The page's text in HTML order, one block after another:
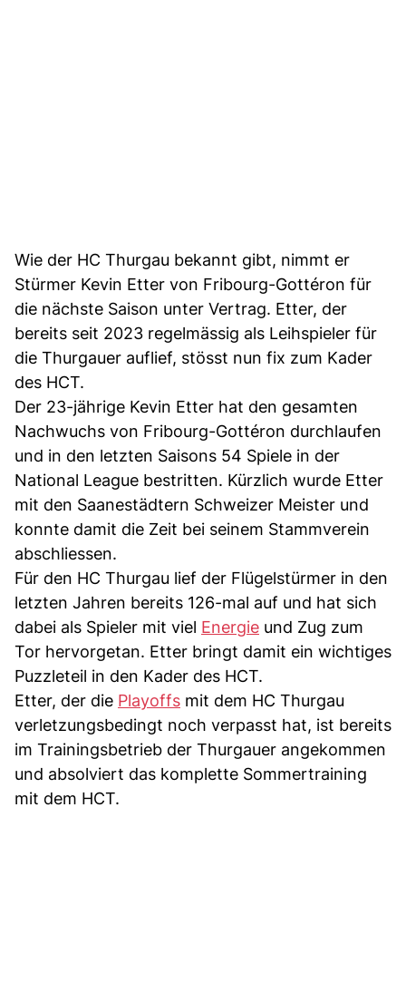
Wie der HC Thurgau bekannt gibt, nimmt er
Stürmer Kevin Etter von Fribourg-Gottéron für
die nächste Saison unter Vertrag. Etter, der
bereits seit 2023 regelmässig als Leihspieler für
die Thurgauer auflief, stösst nun fix zum Kader
des HCT.
Der 23-jährige Kevin Etter hat den gesamten
Nachwuchs von Fribourg-Gottéron durchlaufen
und in den letzten Saisons 54 Spiele in der
National League bestritten. Kürzlich wurde Etter
mit den Saanestädtern Schweizer Meister und
konnte damit die Zeit bei seinem Stammverein
abschliessen.
Für den HC Thurgau lief der Flügelstürmer in den
letzten Jahren bereits 126-mal auf und hat sich
dabei als Spieler mit viel Energie und Zug zum
Tor hervorgetan. Etter bringt damit ein wichtiges
Puzzleteil in den Kader des HCT.
Etter, der die Playoffs mit dem HC Thurgau
verletzungsbedingt noch verpasst hat, ist bereits
im Trainingsbetrieb der Thurgauer angekommen
und absolviert das komplette Sommertraining
mit dem HCT.